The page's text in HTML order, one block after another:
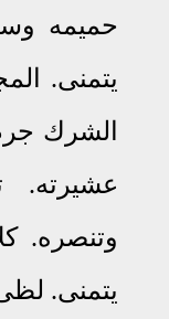
حميمه
يتمنى.
الشرك
عشيرته.
وتنصره.
يتمنى. لظى: